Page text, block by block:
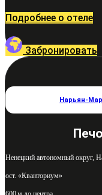
Подробнее о отеле
Забронировать
Нарьян-Мар
Ненецкий автономный округ,
ост. «Кванториум»